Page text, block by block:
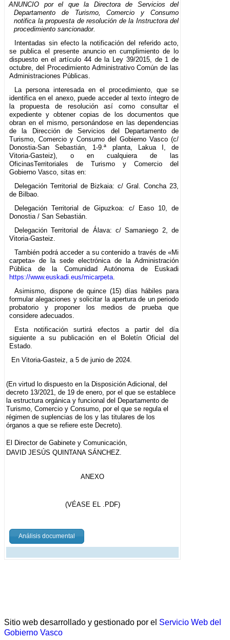
ANUNCIO por el que la Directora de Servicios del
Departamento de Turismo, Comercio y Consumo
notifica la propuesta de resolución de la Instructora del
procedimiento sancionador.
Intentadas sin efecto la notificación del referido acto,
se publica el presente anuncio en cumplimiento de lo
dispuesto en el artículo 44 de la Ley 39/2015, de 1 de
octubre, del Procedimiento Administrativo Común de las
Administraciones Públicas.
La persona interesada en el procedimiento, que se
identifica en el anexo, puede acceder al texto íntegro de
la propuesta de resolución así como consultar el
expediente y obtener copias de los documentos que
obran en el mismo, personándose en las dependencias
de la Dirección de Servicios del Departamento de
Turismo, Comercio y Consumo del Gobierno Vasco (c/
Donostia-San Sebastián, 1-9.ª planta, Lakua I, de
Vitoria-Gasteiz), o en cualquiera de las
OficinasTerritoriales de Turismo y Comercio del
Gobierno Vasco, sitas en:
Delegación Territorial de Bizkaia: c/ Gral. Concha 23,
de Bilbao.
Delegación Territorial de Gipuzkoa: c/ Easo 10, de
Donostia / San Sebastián.
Delegación Territorial de Álava: c/ Samaniego 2, de
Vitoria-Gasteiz.
También podrá acceder a su contenido a través de «Mi
carpeta» de la sede electrónica de la Administración
Pública de la Comunidad Autónoma de Euskadi
https://www.euskadi.eus/micarpeta.
Asimismo, dispone de quince (15) días hábiles para
formular alegaciones y solicitar la apertura de un periodo
probatorio y proponer los medios de prueba que
considere adecuados.
Esta notificación surtirá efectos a partir del día
siguiente a su publicación en el Boletín Oficial del
Estado.
En Vitoria-Gasteiz, a 5 de junio de 2024.
(En virtud lo dispuesto en la Disposición Adicional, del
decreto 13/2021, de 19 de enero, por el que se establece
la estructura orgánica y funcional del Departamento de
Turismo, Comercio y Consumo, por el que se regula el
régimen de suplencias de los y las titulares de los
órganos a que se refiere este Decreto).
El Director de Gabinete y Comunicación,
DAVID JESÚS QUINTANA SÁNCHEZ.
ANEXO
(VÉASE EL .PDF)
Análisis documental
Sitio web desarrollado y gestionado por el Servicio Web del
Gobierno Vasco